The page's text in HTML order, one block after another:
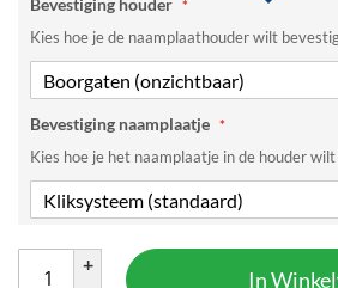
Bevestiging houder
Kies hoe je de naamplaathouder wilt
Bevestiging naamplaatje
Kies hoe je het naamplaatje in de houder
+
In